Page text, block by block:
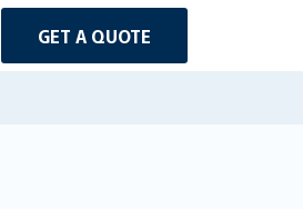
GET A QUOTE